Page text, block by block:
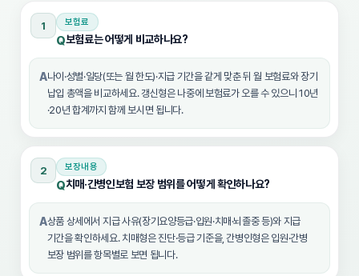
1 보험료
Q보험료는 어떻게 비교하나요?
A나이·성별·일당(또는 월 한도)·지급 기간을 같게 맞춘 뒤 월 보험료와 장기
납입 총액을 비교하세요. 갱신형은 나중에 보험료가 오를 수 있으니 10년
·20년 합계까지 함께 보시면 됩니다.
2 보장내용
Q치매·간병인보험 보장 범위를 어떻게 확인하나요?
A상품 상세에서 지급 사유(장기요양등급·입원·치매·뇌졸중 등)와 지급
기간을 확인하세요. 치매형은 진단·등급 기준을, 간병인형은 입원·간병
보장 범위를 항목별로 보면 됩니다.